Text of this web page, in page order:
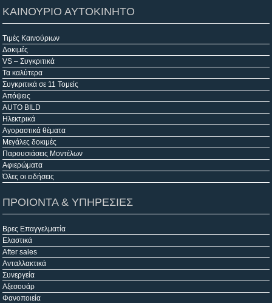
ΚΑΙΝΟΥΡΙΟ ΑΥΤΟΚΙΝΗΤΟ
Τιμές Καινούριων
Δοκιμές
VS – Συγκριτικά
Τα καλύτερα
Συγκριτικά σε 11 Τομείς
Απόψεις
AUTO BILD
Ηλεκτρικά
Αγοραστικά θέματα
Μεγάλες δοκιμές
Παρουσιάσεις Μοντέλων
Αφιερώματα
Όλες οι ειδήσεις
ΠΡΟΙΟΝΤΑ & ΥΠΗΡΕΣΙΕΣ
Βρες Επαγγελματία
Ελαστικά
After sales
Ανταλλακτικά
Συνεργεία
Αξεσουάρ
Φανοποιεία